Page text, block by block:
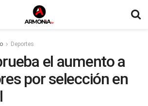
Deportes
el aumento a
por selección en